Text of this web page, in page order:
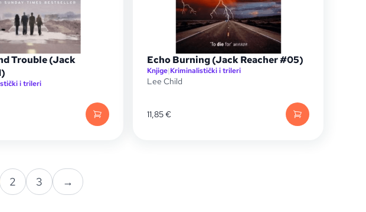
Trouble (Jack
i trileri
Echo Burning (Jack Reacher #05)
Knjige|Kriminalistički i trileri
Lee Child
11,85€
2 3 →